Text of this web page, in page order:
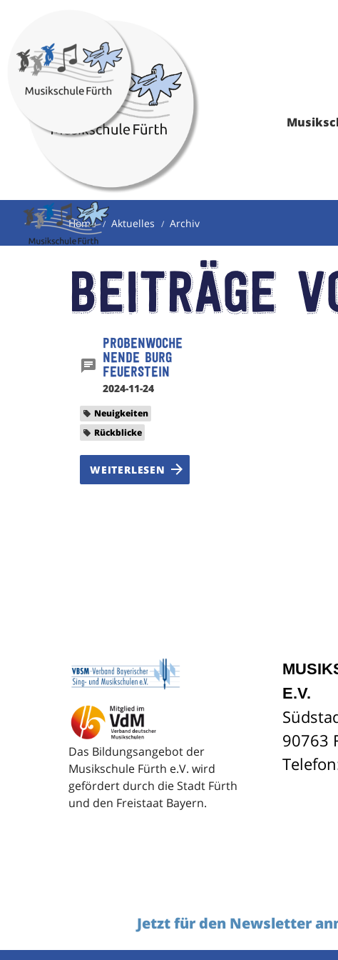
Home Aktuelles Archiv
Beiträge
Probenwoche
nende Burg
Feuerstein
2024-11-24
Neuigkeiten
Rückblicke
WEITERLESEN
Das Bildungsangebot der
Musikschule Fürth e.V. wird
gefördert durch die Stadt Fürth
und den Freistaat Bayern.
E.V.
90763
Jetzt für den Newsletter